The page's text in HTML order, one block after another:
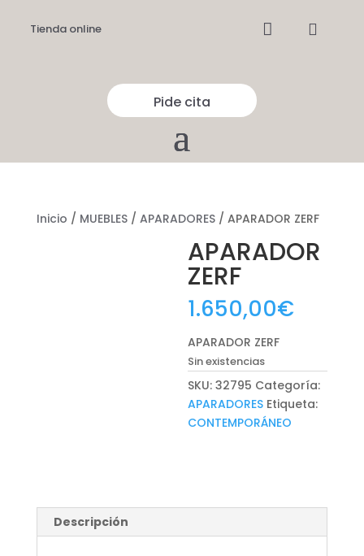
Tienda online  
Pide cita
Inicio / MUEBLES/ APARADORES/ APARADOR ZERF
APARADOR
ZERF
1.650,00€
APARADOR ZERF
Sin existencias
SKU:32795 Categoría:
APARADORES Etiqueta:
CONTEMPORÁNEO
Descripción